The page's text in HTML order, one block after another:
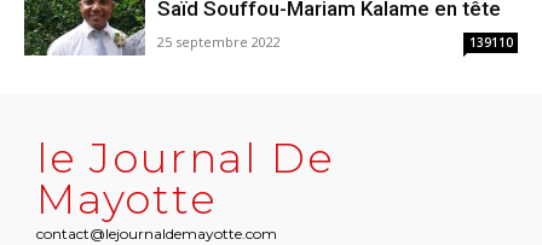
Saïd Souffou-Mariam Kalame en tête
25 septembre 2022 139110
le Journal De
Mayotte
contact@lejournaldemayotte.com